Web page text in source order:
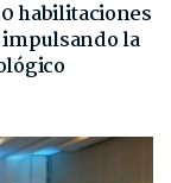
habilitaciones
la